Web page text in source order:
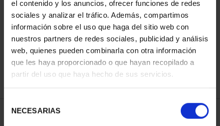
el contenido y los anuncios, ofrecer funciones de redes
sociales y analizar el tráfico. Además, compartimos
información sobre el uso que haga del sitio web con
nuestros partners de redes sociales, publicidad y análisis
web, quienes pueden combinarla con otra información
que les haya proporcionado o que hayan recopilado a
partir del uso que haya hecho de sus servicios.
NECESARIAS
SORT BY:
REFINE
1 Products found